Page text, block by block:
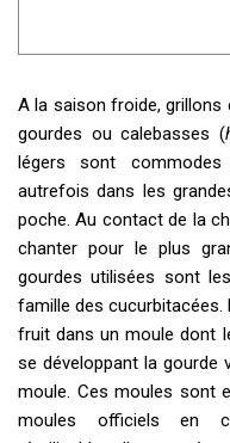
A la saison froide,
gourdes ou calebasses (
légers sont
autrefois dans les
poche. Au contact de la
chanter pour le plus
gourdes utilisées sont
famille des cucurbitacées.
fruit dans un moule dont
se développant la
moule. Ces moules sont
moules officiels en